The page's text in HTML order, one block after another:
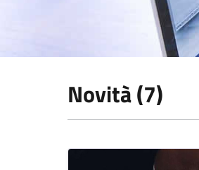
Novità (7)